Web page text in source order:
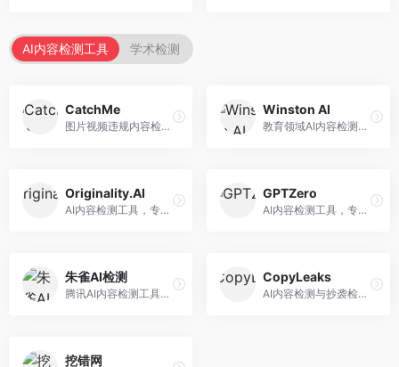
AI内容检测工具 学术检测
CatchMe
图片视频违规内容检测平台，专注于视觉内容安全。面向内容平台，提供图片审核、视频审核、直播监控等服务，视觉检测专业。
Winston AI
教育领域AI内容检测平台，专注于学术诚信。面向教育机构，提供AI内容检测、抄袭检测、报告生成等服务，教育适配性强。
Originality.AI
AI内容检测工具，专注于内容原创性验证。面向内容创作者和出版商，提供AI检测、抄袭检测、批量分析等服务，检测精度高。
GPTZero
AI内容检测工具，专注于AI生成文本识别。面向教育工作者和出版商，提供文本检测、批量分析、API接口等服务，检测准确率高。
朱雀AI检测
腾讯AI内容检测工具，专注于中文内容识别。面向中文用户，提供AI内容检测、文本分析、报告生成等服务，中文检测专业。
CopyLeaks
AI内容检测与抄袭检测平台，专注于内容原创性验证。面向教育机构和出版商，提供AI检测、抄袭检测、多语言支持等服务，检测全面。
挖错网